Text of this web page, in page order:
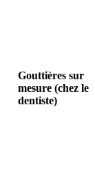
Gouttières sur
mesure (chez le
dentiste)